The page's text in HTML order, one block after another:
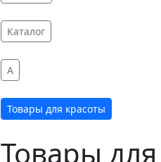
Каталог
A
Товары для красоты
Товары